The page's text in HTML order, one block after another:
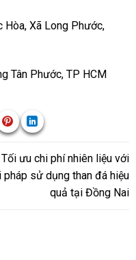
Xã Long Phước,
Tân Phước, TP HCM
Tối ưu chi phí nhiên liệu với
pháp sử dụng than đá hiệu
quả tại Đồng Nai